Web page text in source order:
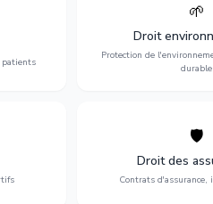
patients
erreurs
🌱
Droit
Protection de
durable
de
et
🛡️
Droit des
Contrats d'assurance,
Défense de vos
d'assurance, sinistres